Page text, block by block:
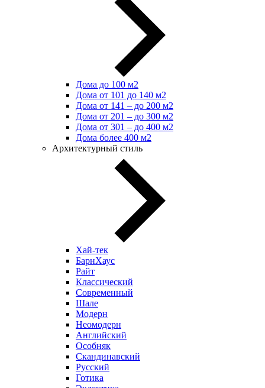
Дома до 100 м2
Дома от 101 до 140 м2
Дома от 141 – до 200 м2
Дома от 201 – до 300 м2
Дома от 301 – до 400 м2
Дома более 400 м2
Архитектурный стиль
Хай-тек
БарнХаус
Райт
Классический
Современный
Шале
Модерн
Неомодерн
Английский
Особняк
Скандинавский
Русский
Готика